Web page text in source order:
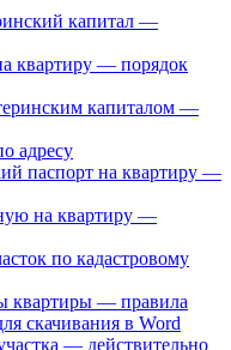
капитал —
квартиру — порядок
капиталом —
адресу
паспорт на квартиру —
на квартиру —
по кадастровому
квартиры — правила
скачивания в Word
— действительно